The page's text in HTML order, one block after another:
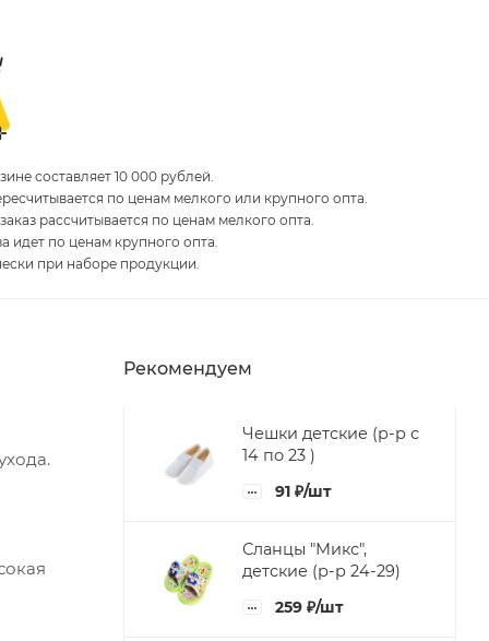
составляет 10 000 рублей.
по ценам мелкого или крупного опта.
рассчитывается по ценам мелкого опта.
идет по ценам крупного опта.
при наборе продукции.
Рекомендуем
Чешки детские (р-р с
14 по 23 )
91 ₽/шт
Сланцы "Микс",
детские (р-р 24-29)
259 ₽/шт